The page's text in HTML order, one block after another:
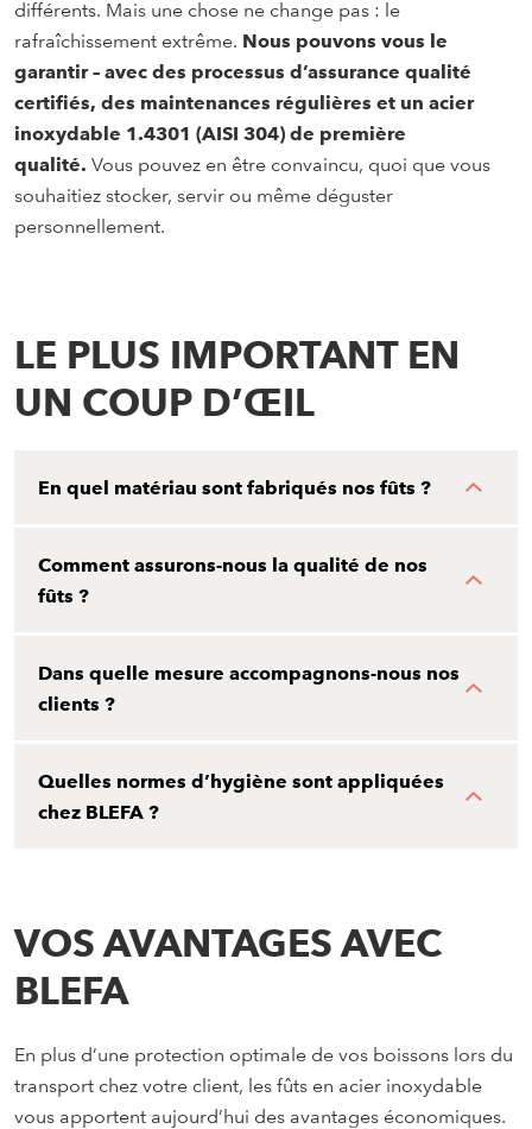
différents. Mais une chose ne change pas : le
rafraîchissement extrême. Nous pouvons vous le
garantir – avec des processus d’assurance qualité
certifiés, des maintenances régulières et un acier
inoxydable 1.4301 (AISI 304) de première
qualité. Vous pouvez en être convaincu, quoi que vous
souhaitiez stocker, servir ou même déguster
personnellement.
LE PLUS IMPORTANT EN
UN COUP D’ŒIL
En quel matériau sont fabriqués nos fûts ?
Comment assurons-nous la qualité de nos
fûts ?
Dans quelle mesure accompagnons-nous nos
clients ?
Quelles normes d’hygiène sont appliquées
chez BLEFA ?
VOS AVANTAGES AVEC
BLEFA
En plus d’une protection optimale de vos boissons lors du
transport chez votre client, les fûts en acier inoxydable
vous apportent aujourd’hui des avantages économiques.